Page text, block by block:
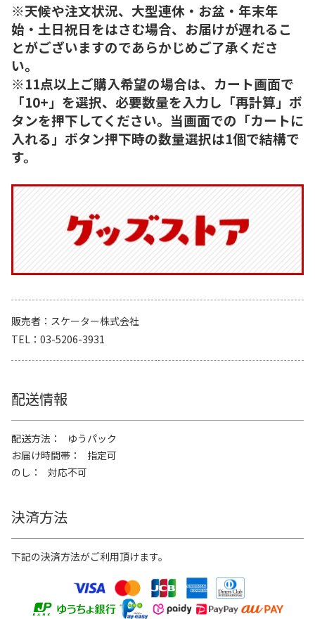
※天候や注文状況、大型連休・お盆・年末年
始・土日祝日をはさむ場合、お届けが遅れるこ
とがございますのであらかじめご了承くださ
い。
※11点以上ご購入希望の場合は、カート画面で
「10+」を選択、必要数量を入力し「再計算」ボ
タンを押下してください。当画面での「カートに
入れる」ボタン押下時の数量選択は1個で結構で
す。
販売者
スケーター株式会社
TEL
03-5206-3931
配送情報
配送方法
ゆうパック
お届け時間帯
指定可
のし
対応不可
決済方法
下記の決済方法がご利用頂けます。